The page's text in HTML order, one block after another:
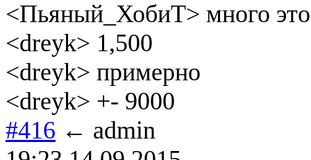
<Пьяный_ХобиТ> много это
<dreyk> 1,500
<dreyk> примерно
<dreyk> +- 9000
#416 ← admin